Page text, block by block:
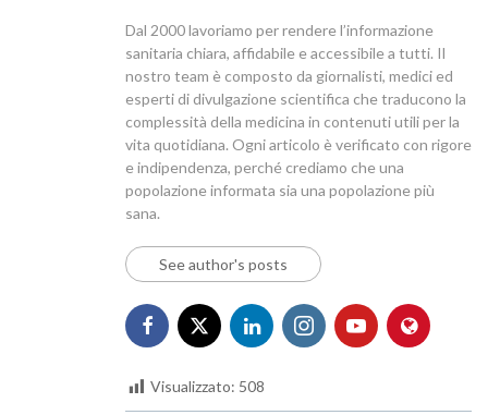
Dal 2000 lavoriamo per rendere l’informazione
sanitaria chiara, affidabile e accessibile a tutti. Il
nostro team è composto da giornalisti, medici ed
esperti di divulgazione scientifica che traducono la
complessità della medicina in contenuti utili per la
vita quotidiana. Ogni articolo è verificato con rigore
e indipendenza, perché crediamo che una
popolazione informata sia una popolazione più
sana.
See author's posts
Visualizzato: 508